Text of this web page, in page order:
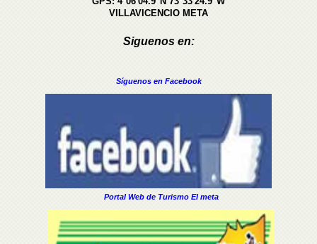
VILLAVICENCIO META
Siguenos en:
Síguenos en Facebook
Portal Web de Turismo El meta